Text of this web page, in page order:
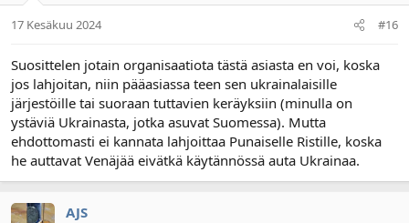
17 Kesäkuu 2024 #16
Suosittelen jotain organisaatiota tästä asiasta en voi, koska
jos lahjoitan, niin pääasiassa teen sen ukrainalaisille
järjestöille tai suoraan tuttavien keräyksiin (minulla on
ystäviä Ukrainasta, jotka asuvat Suomessa). Mutta
ehdottomasti ei kannata lahjoittaa Punaiselle Ristille, koska
he auttavat Venäjää eivätkä käytännössä auta Ukrainaa.
AJS